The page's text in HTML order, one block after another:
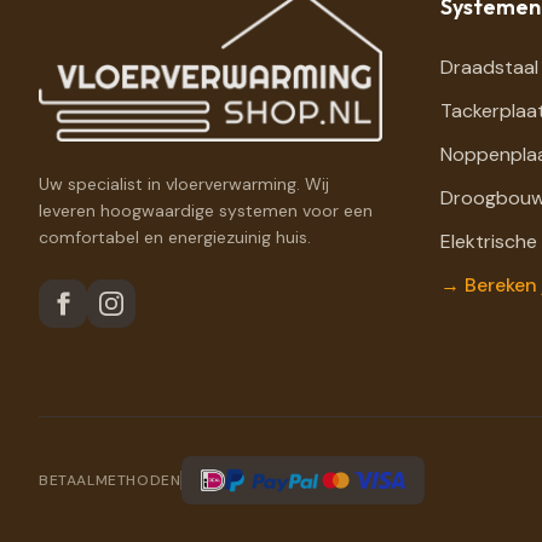
Uw specialist in vloerverwarming. Wij
leveren hoogwaardige systemen voor een
comfortabel en energiezuinig huis.
Systemen
→ Bereken
BETAALMETHODEN